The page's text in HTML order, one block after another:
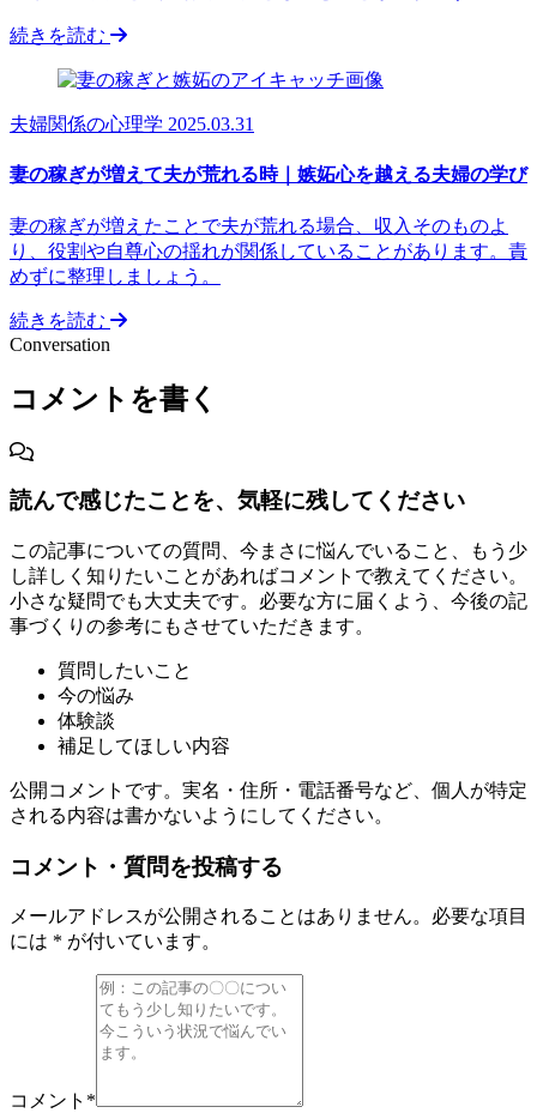
続きを読む
夫婦関係の心理学 2025.03.31
妻の稼ぎが増えて夫が荒れる時｜嫉妬心を越える夫婦の学び
妻の稼ぎが増えたことで夫が荒れる場合、収入そのものよ
り、役割や自尊心の揺れが関係していることがあります。責
めずに整理しましょう。
続きを読む
Conversation
コメントを書く
読んで感じたことを、気軽に残してください
この記事についての質問、今まさに悩んでいること、もう少
し詳しく知りたいことがあればコメントで教えてください。
小さな疑問でも大丈夫です。必要な方に届くよう、今後の記
事づくりの参考にもさせていただきます。
質問したいこと
今の悩み
体験談
補足してほしい内容
公開コメントです。実名・住所・電話番号など、個人が特定
される内容は書かないようにしてください。
コメント・質問を投稿する
メールアドレスが公開されることはありません。必要な項目
には * が付いています。
コメント *